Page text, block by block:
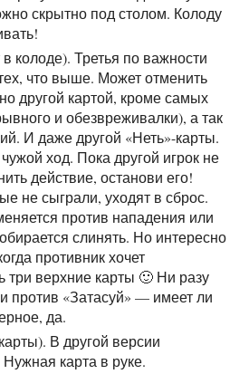
скрытно под столом. Колоду
в колоде). Третья по важности
что выше. Может отменить
другой картой, кроме самых
и обезвреживалки), а так
И даже другой «Неть»-карты.
ход. Пока другой игрок не
действие, останови его!
не сыграли, уходят в сброс.
против нападения или
слинять. Но интересно
противник хочет
три верхние карты 🙂 Ни разу
против «Затасуй» — имеет ли
да.
В другой версии
Нужная карта в руке.